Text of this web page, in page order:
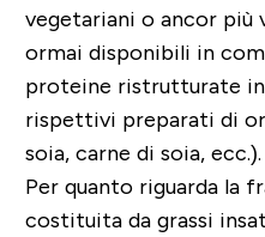
vegetariani o ancor più
ormai disponibili in
proteine ristrutturate
rispettivi preparati di
soia, carne di soia, ecc.).
Per quanto riguarda la
costituita da grassi